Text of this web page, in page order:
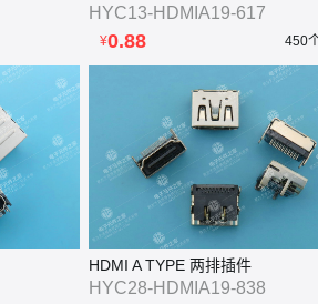
HYC13-HDMIA19-617
¥0.88 450
HDMI A TYPE 两排插件
HYC28-HDMIA19-838